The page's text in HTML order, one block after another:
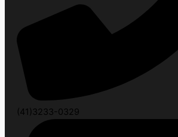
(41)3233-0329